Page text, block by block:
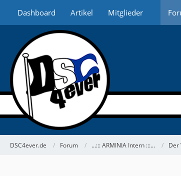
Dashboard Artikel Mitglieder
DSC4ever.de Forum ...::: ARMINIA Intern :::... Der